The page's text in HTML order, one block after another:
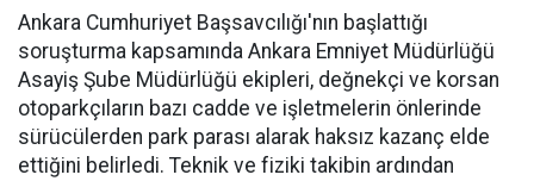
Ankara Cumhuriyet Başsavcılığı'nın başlattığı
soruşturma kapsamında Ankara Emniyet Müdürlüğü
Asayiş Şube Müdürlüğü ekipleri, değnekçi ve korsan
otoparkçıların bazı cadde ve işletmelerin önlerinde
sürücülerden park parası alarak haksız kazanç elde
ettiğini belirledi. Teknik ve fiziki takibin ardından